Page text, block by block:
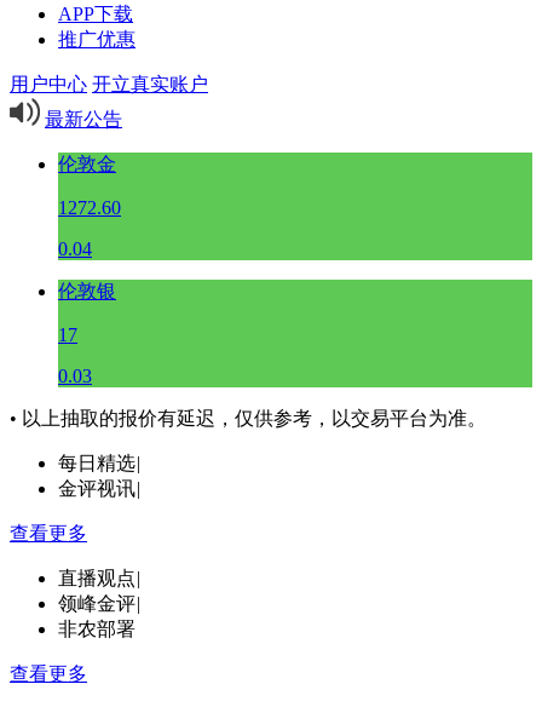
APP下载
推广优惠
用户中心 开立真实账户
最新公告
伦敦金
1272.60
0.04
伦敦银
17
0.03
• 以上抽取的报价有延迟，仅供参考，以交易平台为准。
每日精选|
金评视讯|
查看更多
直播观点|
领峰金评|
非农部署
查看更多